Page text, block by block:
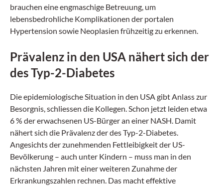
brauchen eine engmaschige Betreuung, um
lebensbedrohliche Komplikationen der portalen
Hypertension sowie Neoplasien frühzeitig zu erkennen.
Prävalenz in den USA nähert sich der
des Typ-2-Diabetes
Die epidemiologische Situation in den USA gibt Anlass zur
Besorgnis, schliessen die Kollegen. Schon jetzt leiden etwa
6 % der erwachsenen US-Bürger an einer NASH. Damit
nähert sich die Prävalenz der des Typ-2-Diabetes.
Angesichts der zunehmenden Fettleibigkeit der US-
Bevölkerung – auch unter Kindern – muss man in den
nächsten Jahren mit einer weiteren Zunahme der
Erkrankungszahlen rechnen. Das macht effektive